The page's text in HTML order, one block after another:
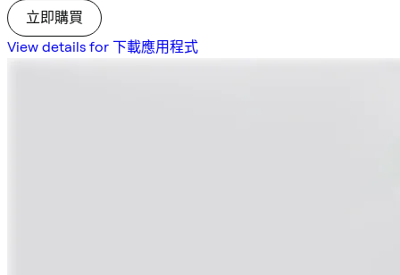
立即購買
View details for 下載應用程式